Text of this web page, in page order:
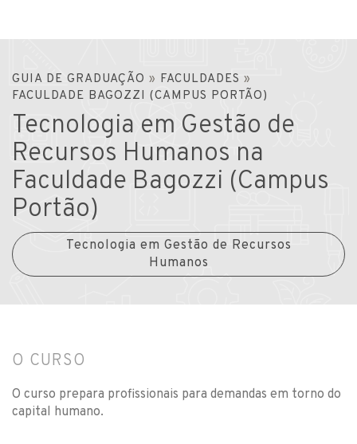
GUIA DE GRADUAÇÃO » FACULDADES »
FACULDADE BAGOZZI (CAMPUS PORTÃO)
Tecnologia em Gestão de
Recursos Humanos na
Faculdade Bagozzi (Campus
Portão)
Tecnologia em Gestão de Recursos
Humanos
O CURSO
O curso prepara profissionais para demandas em torno do
capital humano.